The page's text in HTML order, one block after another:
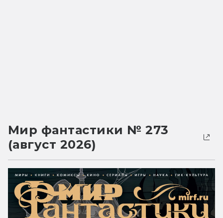
Мир фантастики № 273
(август 2026)